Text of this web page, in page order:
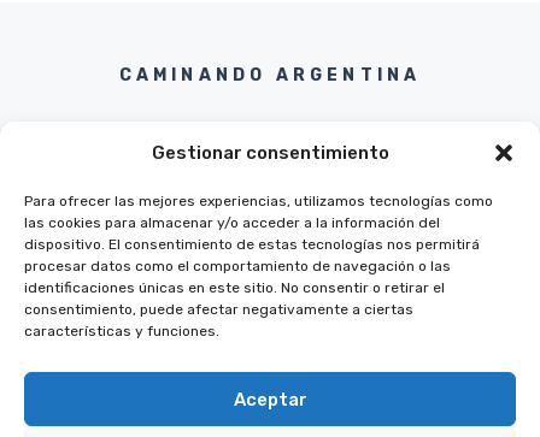
Gestionar consentimiento
Para ofrecer las mejores experiencias, utilizamos tecnologías como
las cookies para almacenar y/o acceder a la información del
dispositivo. El consentimiento de estas tecnologías nos permitirá
procesar datos como el comportamiento de navegación o las
identificaciones únicas en este sitio. No consentir o retirar el
consentimiento, puede afectar negativamente a ciertas
características y funciones.
Aceptar
CAMINANDO ARGENTINA
Twitter
Instagram
Pinterest
Facebook